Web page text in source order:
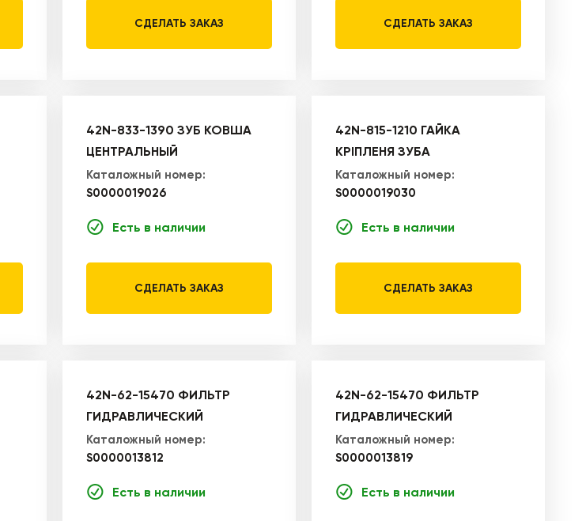
СДЕЛАТЬ ЗАКАЗ СДЕЛАТЬ ЗАКАЗ
42N-833-1390 ЗУБ КОВША
ЦЕНТРАЛЬНЫЙ
Каталожный номер:
S0000019026
Есть в наличии
СДЕЛАТЬ ЗАКАЗ
42N-815-1210 ГАЙКА
КРІПЛЕНЯ ЗУБА
Каталожный номер:
S0000019030
Есть в наличии
СДЕЛАТЬ ЗАКАЗ
42N-62-15470 ФИЛЬТР
ГИДРАВЛИЧЕСКИЙ
Каталожный номер:
S0000013812
Есть в наличии
42N-62-15470 ФИЛЬТР
ГИДРАВЛИЧЕСКИЙ
Каталожный номер:
S0000013819
Есть в наличии